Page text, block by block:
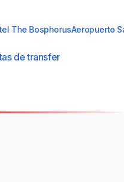
The BosphorusAeropuerto
de transfer